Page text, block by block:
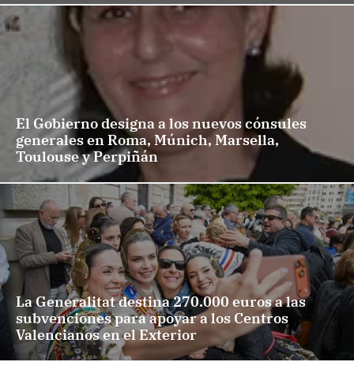
El Gobierno designa a los nuevos cónsules
generales en Roma, Múnich, Marsella,
Toulouse y Perpiñán
La Generalitat destina 270.000 euros a las
subvenciones para apoyar a los Centros
Valencianos en el Exterior